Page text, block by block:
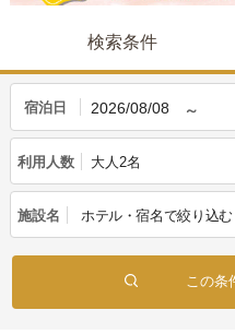
検索条件
宿泊日
利用人数 大人2名
施設名